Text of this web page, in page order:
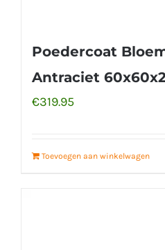
Poedercoat
Antraciet
€319.95
Toevoegen aan winkelwagen